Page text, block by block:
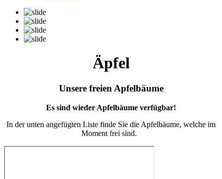
Äpfel
Unsere freien Apfelbäume
Es sind wieder Apfelbäume verfügbar!
In der unten angefügten Liste finde Sie die Apfelbäume, welche im
Moment frei sind.